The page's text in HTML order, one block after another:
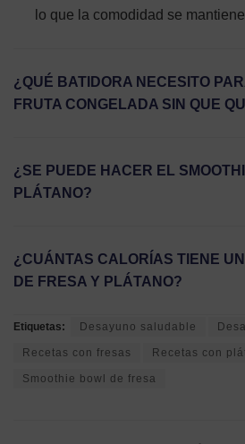
lo que la comodidad se
¿QUÉ BATIDORA NECESITO
FRUTA CONGELADA SIN QUE
¿SE PUEDE HACER EL
PLÁTANO?
¿CUÁNTAS CALORÍAS TIENE
DE FRESA Y PLÁTANO?
Etiquetas: Desayuno saludable
Recetas con fresas Recetas con
Smoothie bowl de fresa